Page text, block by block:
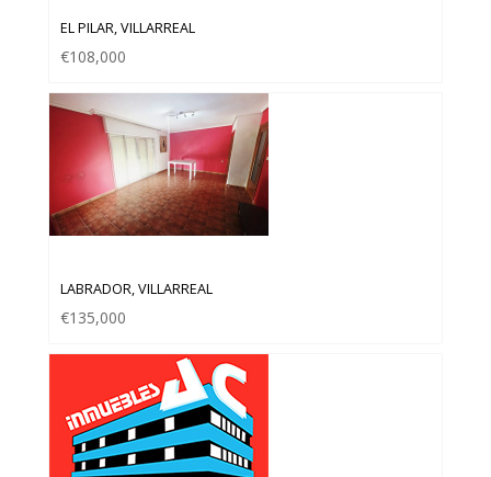
EL PILAR, VILLARREAL
€108,000
LABRADOR, VILLARREAL
€135,000